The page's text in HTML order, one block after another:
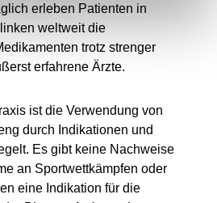
erleben Patienten in
weltweit die
trotz strenger
erfahrene Ärzte.
ist die Verwendung von
durch Indikationen und
Es gibt keine Nachweise
an Sportwettkämpfen oder
eine Indikation für die